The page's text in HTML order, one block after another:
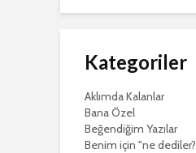
Kategoriler
Aklımda Kalanlar
Bana Özel
Beğendiğim Yazılar
Benim için "ne dediler?